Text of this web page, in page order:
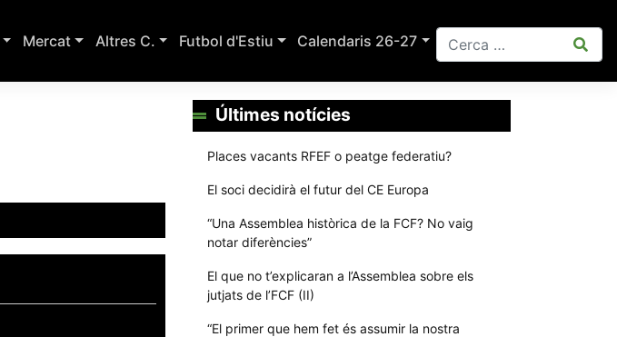
Mercat Altres C. Futbol d'Estiu Calendaris 26-27
Últimes notícies
Places vacants RFEF o peatge federatiu?
El soci decidirà el futur del CE Europa
“Una Assemblea històrica de la FCF? No vaig
notar diferències”
El que no t’explicaran a l’Assemblea sobre els
jutjats de l’FCF (II)
“El primer que hem fet és assumir la nostra